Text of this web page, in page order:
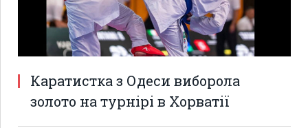
Каратистка з Одеси виборола
золото на турнірі в Хорватії